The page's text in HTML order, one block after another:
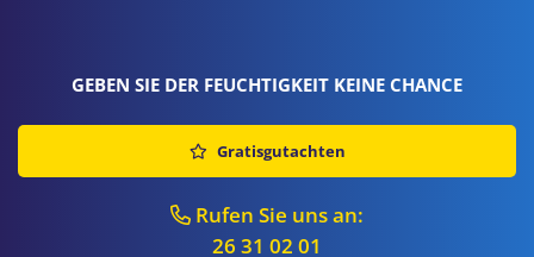
GEBEN SIE DER FEUCHTIGKEIT KEINE CHANCE
Gratisgutachten
Rufen Sie uns an:
26 31 02 01